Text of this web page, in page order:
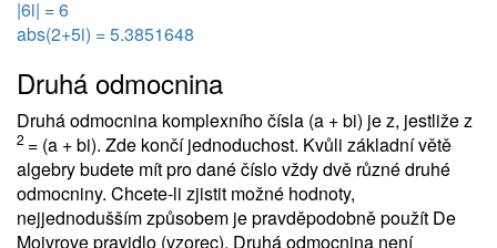
|6i| = 6
abs(2+5i) = 5.3851648
Druhá odmocnina
Druhá odmocnina komplexního čísla (a + bi) je z, jestliže z
2 = (a + bi). Zde končí jednoduchost. Kvůli základní větě
algebry budete mít pro dané číslo vždy dvě různé druhé
odmocniny. Chcete-li zjistit možné hodnoty,
nejjednodušším způsobem je pravděpodobně použít De
Moivrove pravidlo (vzorec). Druhá odmocnina není